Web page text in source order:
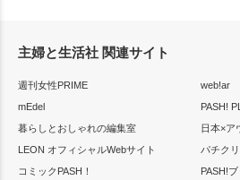
主婦と生活社 関連サイト
週刊女性PRIME
web!ar
mEdel
PASH!
暮らしとおしゃれの編集室
日本×ア
LEON オフィシャルWebサイト
パチクリ
コミックPASH！
PASH!